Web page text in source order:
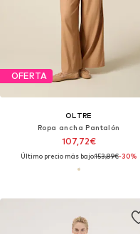
OFERTA
OLTRE
Ropa ancha Pantalón
107,72€
Último precio más bajo:153,89€-30%